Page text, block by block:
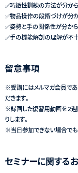
✅巧緻性訓練の方法が分か
✅物品操作の段階づけが分
✅姿勢と手の関係性が分か
✅手の機能解剖の理解が不
留意事項
※受講にはメルマガ会員であ
だきます。
※録画した復習用動画を２週
りします。
※当日参加できない場合でも
セミナーに関する